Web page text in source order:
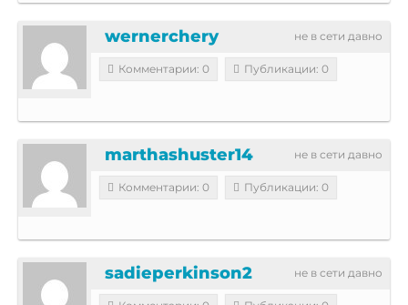
не в сети давно
wernerchery
Комментарии: 0 Публикации: 0
не в сети давно
marthashuster14
Комментарии: 0 Публикации: 0
не в сети давно
sadieperkinson2